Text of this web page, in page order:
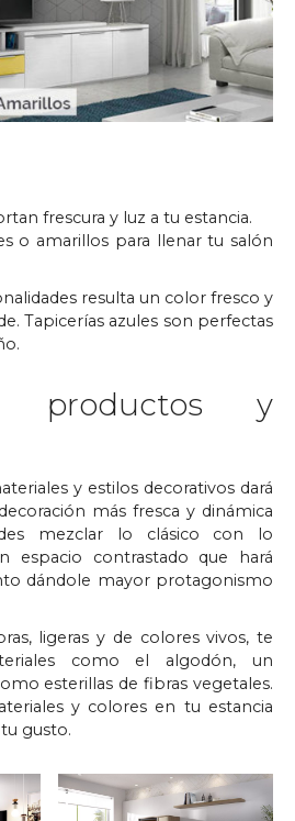
frescura y luz a tu estancia.
o amarillos para llenar tu salón
resulta un color fresco y
Tapicerías azules son perfectas
productos y
y estilos decorativos dará
más fresca y dinámica
mezclar lo clásico con lo
espacio contrastado que hará
dándole mayor protagonismo
ligeras y de colores vivos, te
como el algodón, un
esterillas de fibras vegetales.
y colores en tu estancia
gusto.